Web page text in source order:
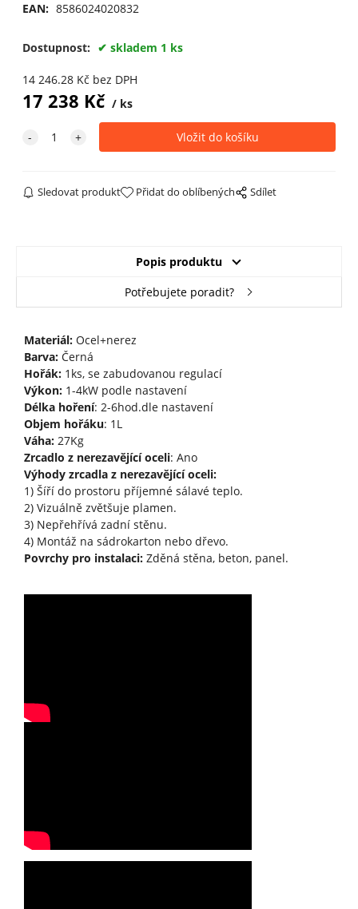
EAN: 8586024020832
Dostupnost: skladem 1 ks
14 246.28Kč bez DPH
17 238 Kč ks
Sledovat produkt Přidat do oblíbených Sdílet
Popis produktu
Potřebujete poradit?
Materiál:Ocel+nerez
Barva:Černá
Hořák:1ks, se zabudovanou regulací
Výkon:1-4kW podle nastavení
Délka hoření: 2-6hod.dle nastavení
Objem hořáku: 1L
Váha:27Kg
Zrcadlo z nerezavějící oceli: Ano
Výhody zrcadla z nerezavějící oceli:
1) Šíří do prostoru příjemné sálavé teplo.
2) Vizuálně zvětšuje plamen.
3) Nepřehřívá zadní stěnu.
4) Montáž na sádrokarton nebo dřevo.
Povrchy pro instalaci:Zděná stěna, beton, panel.